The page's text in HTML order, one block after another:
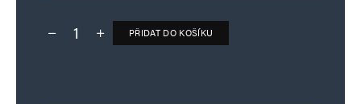
Deník TO – verze bez reklam množství
PŘIDAT DO KOŠÍKU